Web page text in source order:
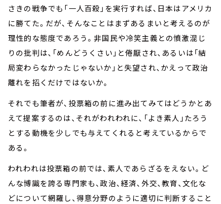
さきの戦争でも「一人百殺」を実行すれば、日本はアメリカ
に勝てた。だが、そんなことはまずあるまいと考えるのが
理性的な態度であろう。非国民や冷笑主義との憤激混じ
りの批判は、「めんどうくさい」と倦厭され、あるいは「結
局変わらなかったじゃないか」と失望され、かえって政治
離れを招くだけではないか。
それでも筆者が、投票箱の前に進み出てみてはどうかとあ
えて提案するのは、それがわれわれに、「よき素人」たろう
とする動機を少しでも与えてくれると考えているからで
ある。
われわれは投票箱の前では、素人であらざるをえない。ど
んな博識を誇る専門家も、政治、経済、外交、教育、文化な
どについて網羅し、得意分野のように適切に判断すること